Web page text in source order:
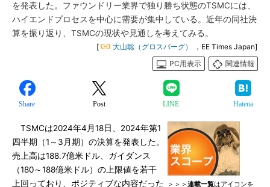
を発表した。ファウンドリー業界で独り勝ち状態のTSMCには、
ハイエンドプロセスを中心に需要が集中している。近年の同社決
算を振り返り、TSMCの現状や見通しを考えてみる。
[ 大山聡（グロスバーグ）
，EE Times Japan]
PC用表示
関連情報
Share Post LINE Hatena
＞＞＞ 連載一覧はアイコンを
TSMCは2024年4月18日、2024年第1
四半期（1～3月期）の決算を発表した。
売上高は188.7億米ドル、ガイダンス
（180～188億米ドル）の上限値を若干
上回っており、ポジティブな内容だった